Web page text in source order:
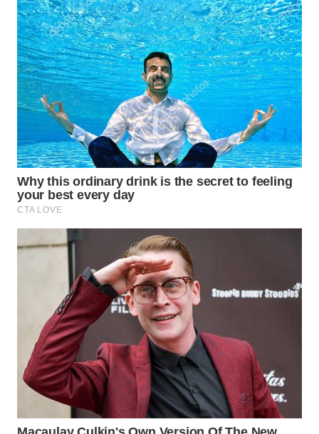
WN
PURWAKARTA
WN
PRIANGAN
TIMUR
WN
SEMARANG
WN
SOLO
BOROBUDUR
MADURA
WN
SURABAYA
NATUNA